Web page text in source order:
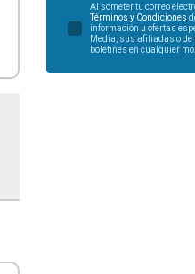
Al someter tu correo
Términos y Condiciones
información u ofertas
Media, sus afiliadas o
boletines en cualquier